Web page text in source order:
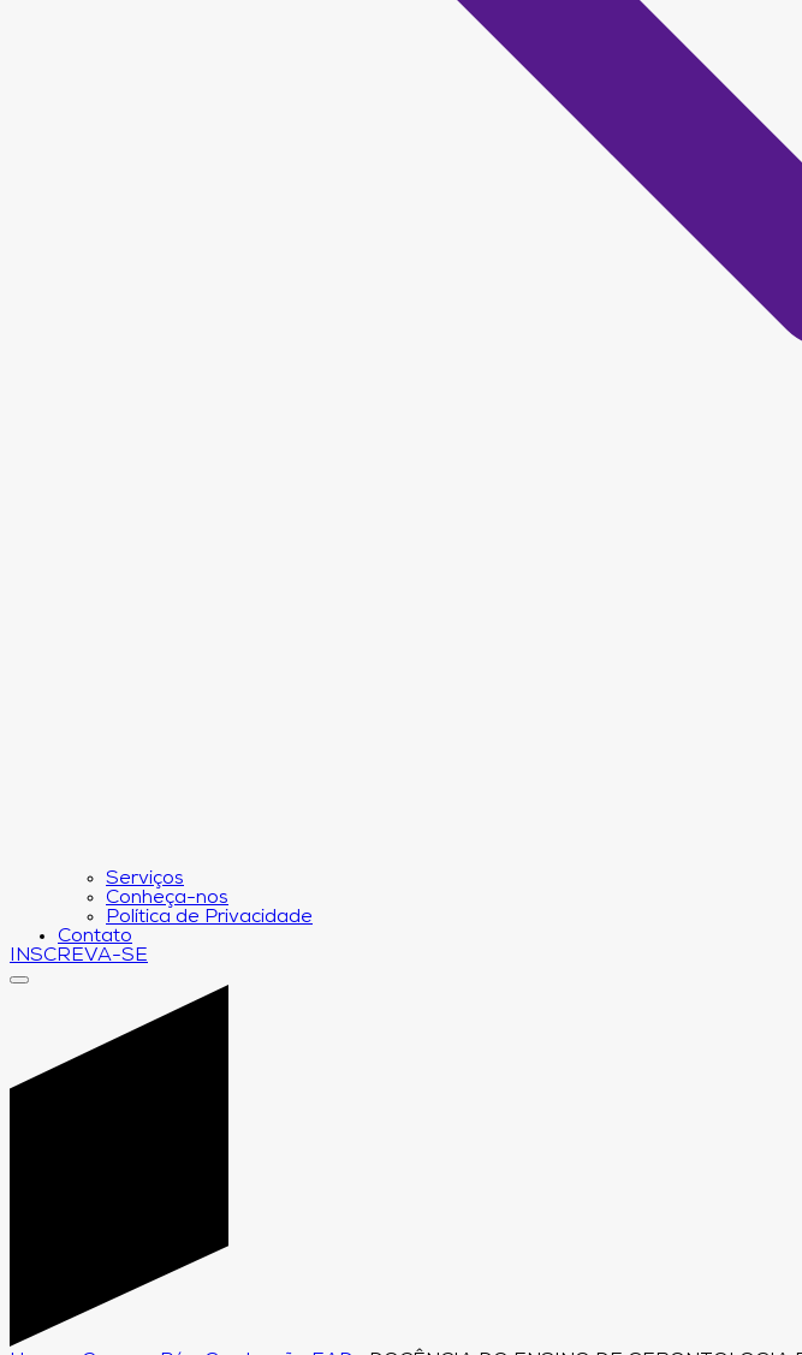
Serviços
Conheça-nos
Política de Privacidade
Contato
INSCREVA-SE